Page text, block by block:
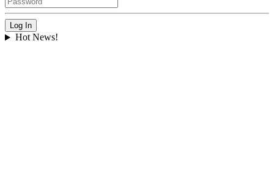
Hot News!